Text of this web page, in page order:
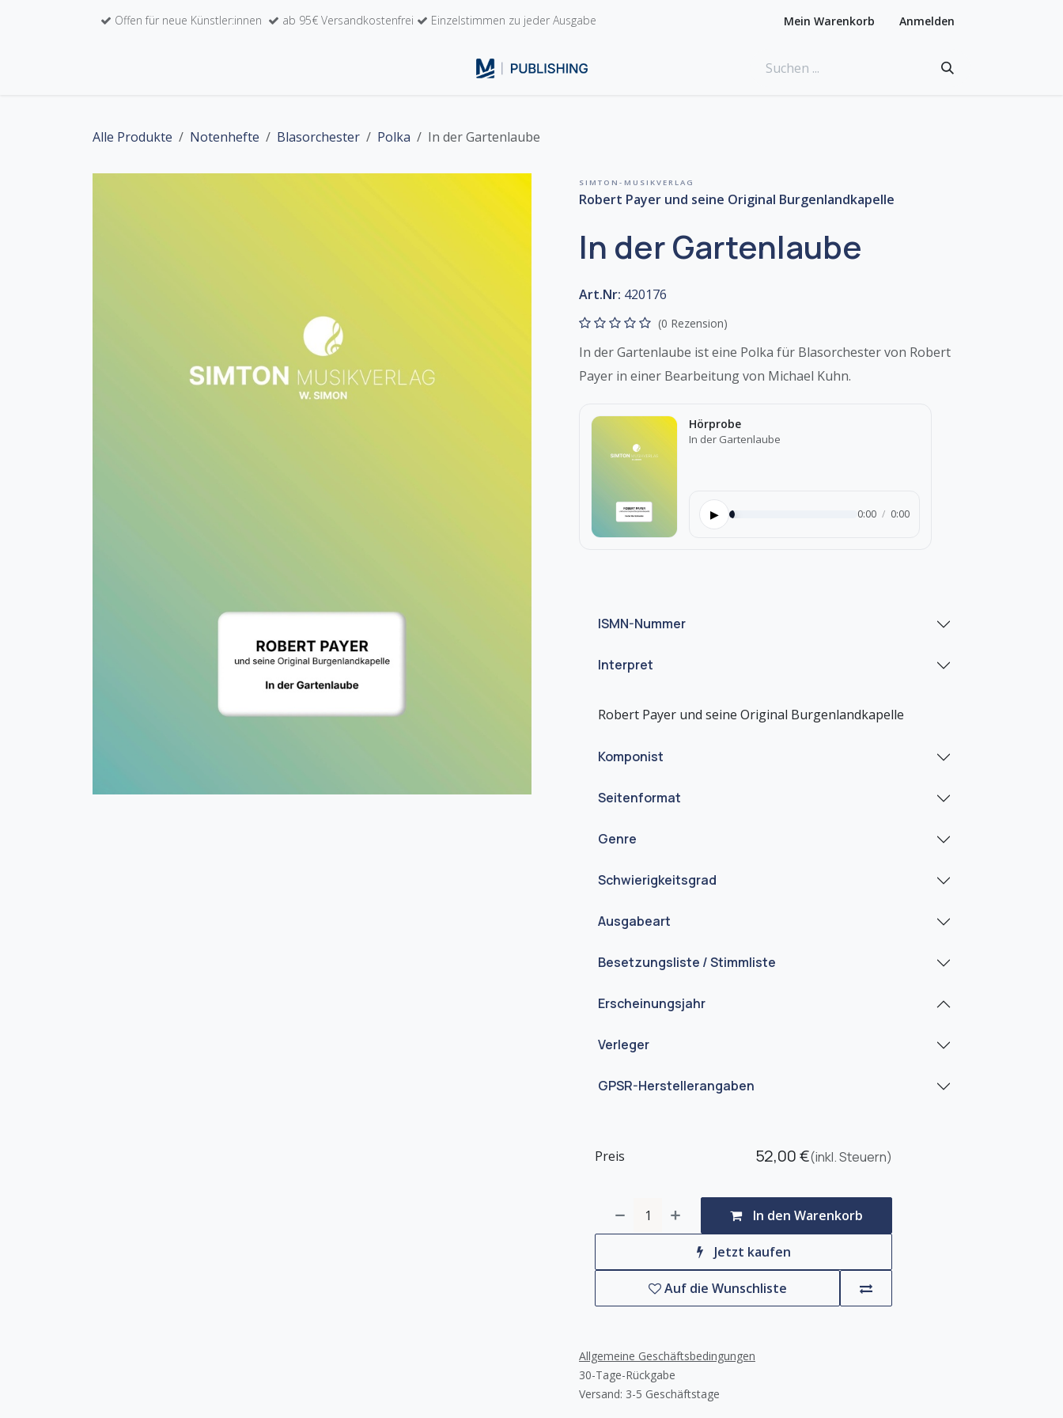
Offen für neue Künstler:innen ab 95€ Versandkostenfrei Einzelstimmen zu jeder Ausgabe Mein Warenkorb Anmelden
Alle Produkte Notenhefte Blasorchester Polka In der Gartenlaube
SIMTON-MUSIKVERLAG
Robert Payer und seine Original Burgenlandkapelle
In der Gartenlaube
Art.Nr: 420176
(0 Rezension)
In der Gartenlaube ist eine Polka für Blasorchester von Robert
Payer in einer Bearbeitung von Michael Kuhn.
Hörprobe
In der Gartenlaube
▶ 0:00 / 0:00
ISMN-Nummer
Interpret
Komponist
Seitenformat
Genre
Schwierigkeitsgrad
Ausgabeart
Besetzungsliste / Stimmliste
Erscheinungsjahr
Verleger
GPSR-Herstellerangaben
In den Warenkorb
Jetzt kaufen
Auf die Wunschliste
Preis 52,00€(inkl. Steuern)
Allgemeine Geschäftsbedingungen
30-Tage-Rückgabe
Versand: 3-5 Geschäftstage